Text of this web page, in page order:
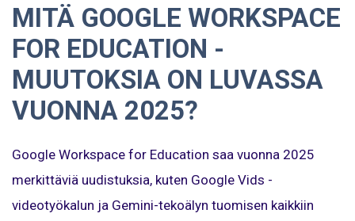
MITÄ GOOGLE WORKSPACE
FOR EDUCATION -
MUUTOKSIA ON LUVASSA
VUONNA 2025?
Google Workspace for Education saa vuonna 2025
merkittäviä uudistuksia, kuten Google Vids -
videotyökalun ja Gemini-tekoälyn tuomisen kaikkiin